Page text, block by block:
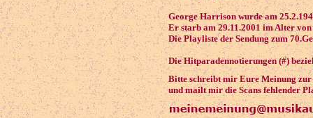
George Harrison wurde am
Er starb am 29.11.2001 im Alter
Die Playliste der Sendung zum
Die Hitparadennotierungen (#)
Bitte schreibt mir Eure Meinung zur
und mailt mir die Scans fehlender